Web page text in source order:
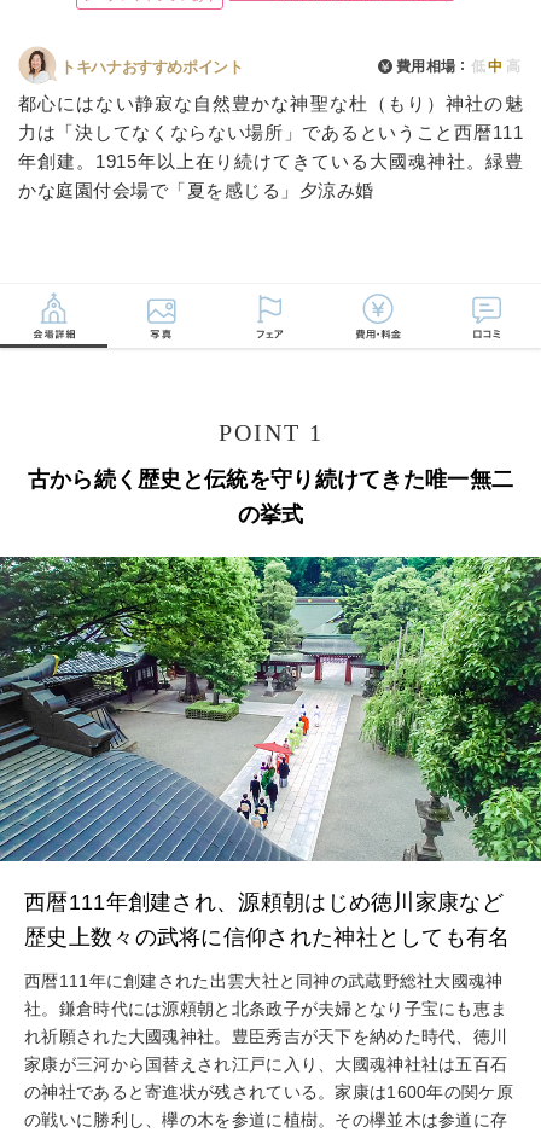
トキハナおすすめポイント 費用相場 低中 高
都心にはない静寂な自然豊かな神聖な杜（もり）神社の魅
力は「決してなくならない場所」であるということ西暦111
年創建。1915年以上在り続けてきている大國魂神社。緑豊
かな庭園付会場で「夏を感じる」夕涼み婚
POINT 1
古から続く歴史と伝統を守り続けてきた唯一無二
の挙式
西暦111年創建され、源頼朝はじめ徳川家康など
歴史上数々の武将に信仰された神社としても有名
西暦111年に創建された出雲大社と同神の武蔵野総社大國魂神
社。鎌倉時代には源頼朝と北条政子が夫婦となり子宝にも恵ま
れ祈願された大國魂神社。豊臣秀吉が天下を納めた時代、徳川
家康が三河から国替えされ江戸に入り、大國魂神社社は五百石
の神社であると寄進状が残されている。家康は1600年の関ケ原
の戦いに勝利し、欅の木を参道に植樹。その欅並木は参道に存